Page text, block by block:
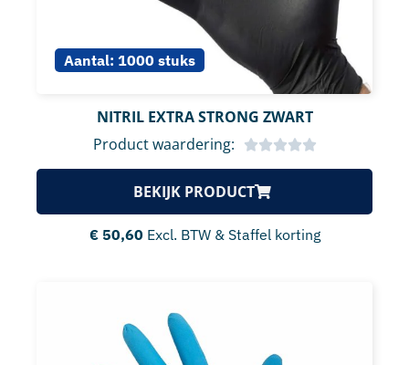
Aantal: 1000 stuks
NITRIL EXTRA STRONG ZWART
Product waardering:
BEKIJK PRODUCT
€50,60 Excl. BTW & Staffel korting